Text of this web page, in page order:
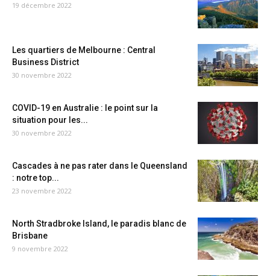
19 décembre 2022
Les quartiers de Melbourne : Central
Business District
30 novembre 2022
COVID-19 en Australie : le point sur la
situation pour les...
30 novembre 2022
Cascades à ne pas rater dans le Queensland
: notre top...
23 novembre 2022
North Stradbroke Island, le paradis blanc de
Brisbane
9 novembre 2022